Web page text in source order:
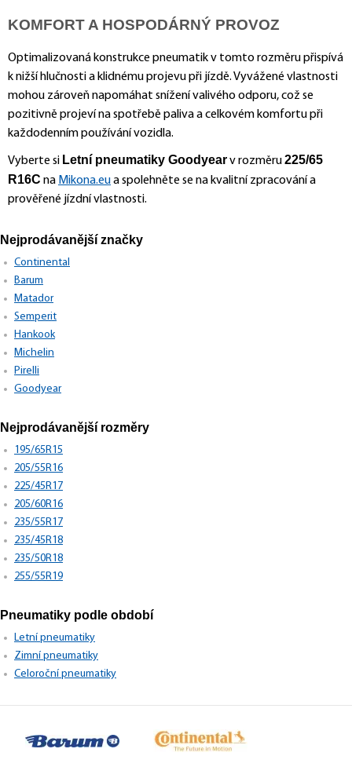
KOMFORT A HOSPODÁRNÝ PROVOZ
Optimalizovaná konstrukce pneumatik v tomto rozměru přispívá
k nižší hlučnosti a klidnému projevu při jízdě. Vyvážené vlastnosti
mohou zároveň napomáhat snížení valivého odporu, což se
pozitivně projeví na spotřebě paliva a celkovém komfortu při
každodenním používání vozidla.
Vyberte si Letní pneumatiky Goodyearv rozměru225/65
R16C na Mikona.eua spolehněte se na kvalitní zpracování a
prověřené jízdní vlastnosti.
Nejprodávanější značky
Continental
Barum
Matador
Semperit
Hankook
Michelin
Pirelli
Goodyear
Nejprodávanější rozměry
195/65R15
205/55R16
225/45R17
205/60R16
235/55R17
235/45R18
235/50R18
255/55R19
Pneumatiky podle období
Letní pneumatiky
Zimní pneumatiky
Celoroční pneumatiky